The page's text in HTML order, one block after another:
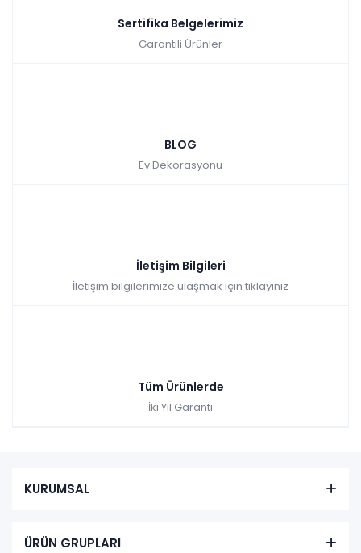
Sertifika Belgelerimiz
Garantili Ürünler
BLOG
Ev Dekorasyonu
İletişim Bilgileri
İletişim bilgilerimize ulaşmak için tıklayınız
Tüm Ürünlerde
İki Yıl Garanti
KURUMSAL
ÜRÜN GRUPLARI